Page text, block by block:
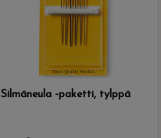
Silmäneula -paketti, tylppä